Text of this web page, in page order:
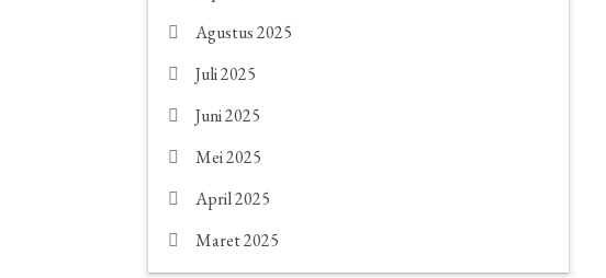
Agustus 2025
Juli 2025
Juni 2025
Mei 2025
April 2025
Maret 2025